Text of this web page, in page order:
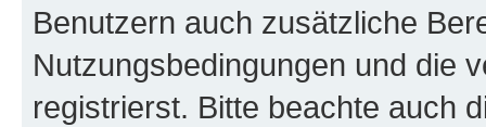
Benutzern auch zusätzliche
Nutzungsbedingungen und die
registrierst. Bitte beachte auch